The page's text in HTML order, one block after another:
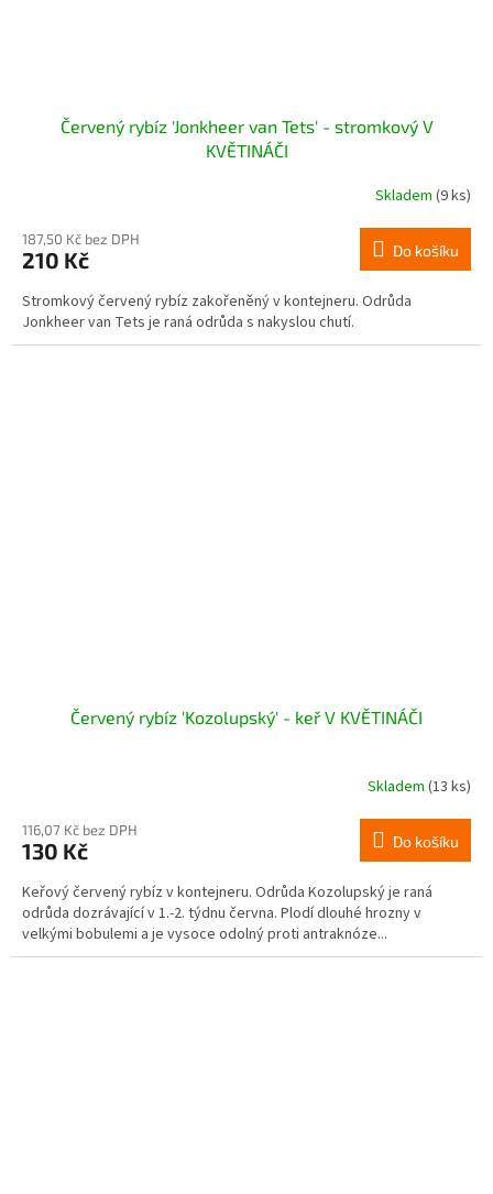
Červený rybíz 'Jonkheer van Tets' - stromkový V
KVĚTINÁČI
Skladem (9 ks)
187,50 Kč bez DPH
210 Kč Do košíku
Stromkový červený rybíz zakořeněný v kontejneru. Odrůda
Jonkheer van Tets je raná odrůda s nakyslou chutí.
Červený rybíz 'Kozolupský' - keř V KVĚTINÁČI
Skladem (13 ks)
116,07 Kč bez DPH
130 Kč Do košíku
Keřový červený rybíz v kontejneru. Odrůda Kozolupský je raná
odrůda dozrávající v 1.-2. týdnu června. Plodí dlouhé hrozny v
velkými bobulemi a je vysoce odolný proti antraknóze...